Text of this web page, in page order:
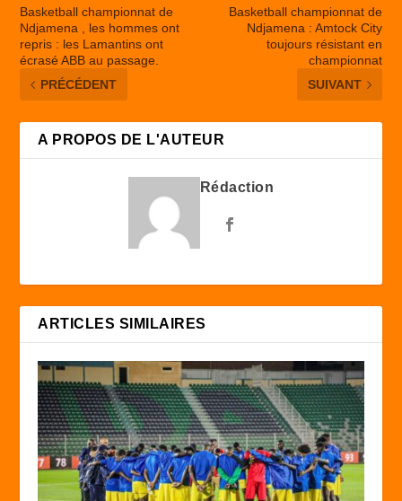
Basketball championnat de
Ndjamena , les hommes ont
repris : les Lamantins ont
écrasé ABB au passage.
PRÉCÉDENT
Basketball championnat de
Ndjamena : Amtock City
toujours résistant en
championnat
SUIVANT
A PROPOS DE L'AUTEUR
Rédaction
ARTICLES SIMILAIRES